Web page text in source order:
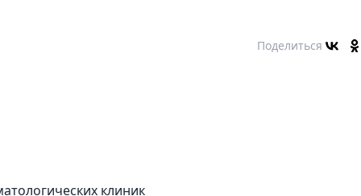
Поделиться
клиник